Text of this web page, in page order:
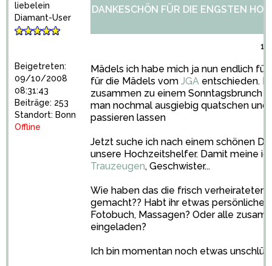
liebelein
Diamant-User
Beigetreten:
09/10/2008
08:31:43
Beiträge: 253
Standort: Bonn
Offline
DANKESCHÖN FÜR DIE ENGSTEN
Mädels ich habe mich ja nun endlich für
für die Mädels vom JGA entschieden.
zusammen zu einem Sonntagsbrunch
man nochmal ausgiebig quatschen und
passieren lassen
Jetzt suche ich nach einem schönen
unsere Hochzeitshelfer. Damit meine
Trauzeugen, Geschwister...
Wie haben das die frisch verheirateten
gemacht?? Habt ihr etwas
Fotobuch, Massagen? Oder alle
eingeladen?
Ich bin momentan noch etwas